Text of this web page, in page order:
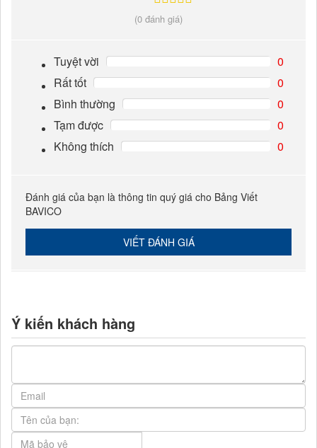
(0 đánh giá)
Tuyệt vời
0
Rất tốt
0
Bình thường
0
Tạm được
0
Không thích
0
Đánh giá của bạn là thông tin quý giá cho Bảng Viết
BAVICO
VIẾT ĐÁNH GIÁ
Ý kiến khách hàng